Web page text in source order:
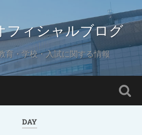
フィシャルブログ
育・学校・入試に関する情報
DAY